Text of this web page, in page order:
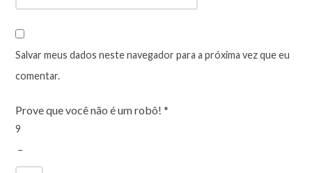
Salvar meus dados neste navegador para a próxima vez que eu
comentar.
Prove que você não é um robô! *
9
−